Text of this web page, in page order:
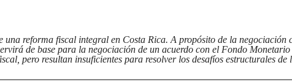
una reforma fiscal integral en Costa Rica. A propósito de la
de base para la negociación de un acuerdo con el Fondo
pero resultan insuficientes para resolver los desafíos estructurales de